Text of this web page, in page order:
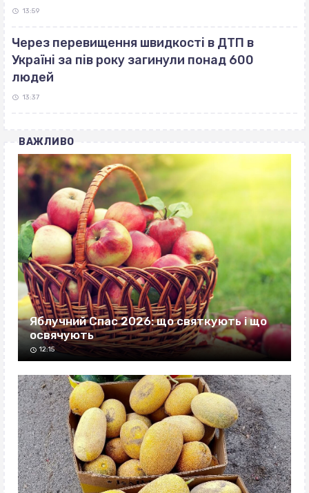
13:59
Через перевищення швидкості в ДТП в
Україні за пів року загинули понад 600
людей
13:37
ВАЖЛИВО
Яблучний Спас 2026: що святкують і що
освячують
12:15